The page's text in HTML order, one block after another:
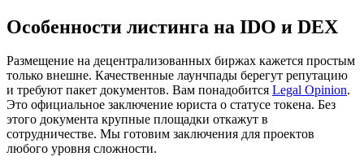
Особенности листинга на IDO и DEX
Размещение на децентрализованных биржах кажется простым
только внешне. Качественные лаунчпады берегут репутацию
и требуют пакет документов. Вам понадобится Legal Opinion.
Это официальное заключение юриста о статусе токена. Без
этого документа крупные площадки откажут в
сотрудничестве. Мы готовим заключения для проектов
любого уровня сложности.